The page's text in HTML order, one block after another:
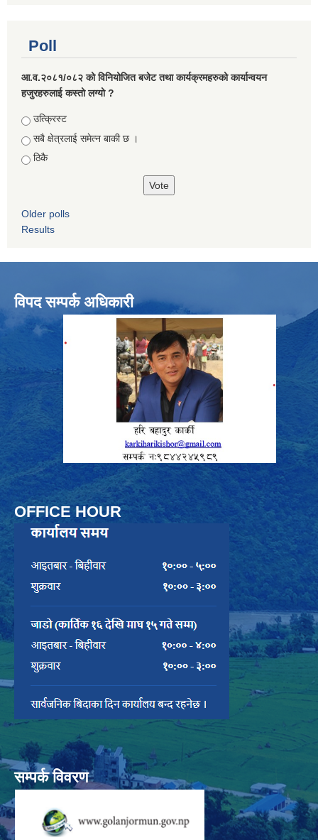
Poll
आ.व.२०८१/०८२ को विनियोजित बजेट तथा कार्यक्रमहरुको कार्यान्वयन
हजुरहरुलाई कस्तो लग्यो ?
Choices
उत्क्रिस्ट
सबै क्षेत्रलाई समेत्न बाकी छ ।
ठिकै
Older polls
Results
विपद सम्पर्क अधिकारी
OFFICE HOUR
सम्पर्क विवरण